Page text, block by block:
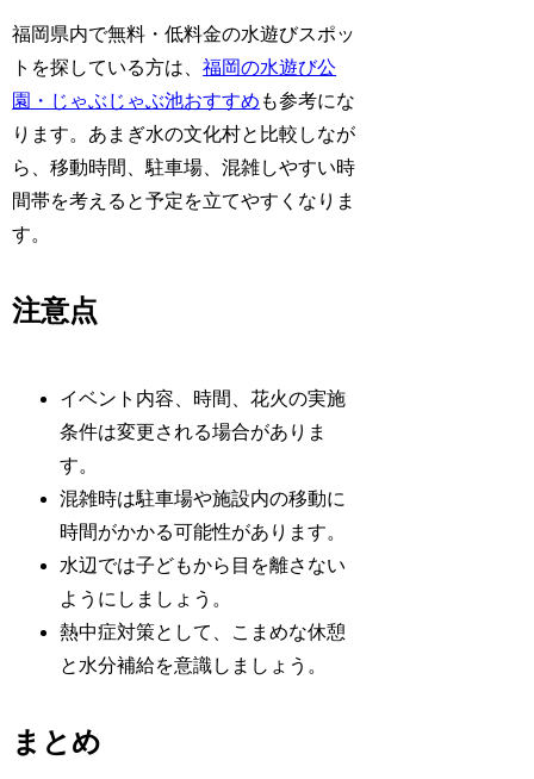
福岡県内で無料・低料金の水遊びスポッ
トを探している方は、福岡の水遊び公
園・じゃぶじゃぶ池おすすめ も参考にな
ります。あまぎ水の文化村と比較しなが
ら、移動時間、駐車場、混雑しやすい時
間帯を考えると予定を立てやすくなりま
す。
注意点
イベント内容、時間、花火の実施
条件は変更される場合がありま
す。
混雑時は駐車場や施設内の移動に
時間がかかる可能性があります。
水辺では子どもから目を離さない
ようにしましょう。
熱中症対策として、こまめな休憩
と水分補給を意識しましょう。
まとめ